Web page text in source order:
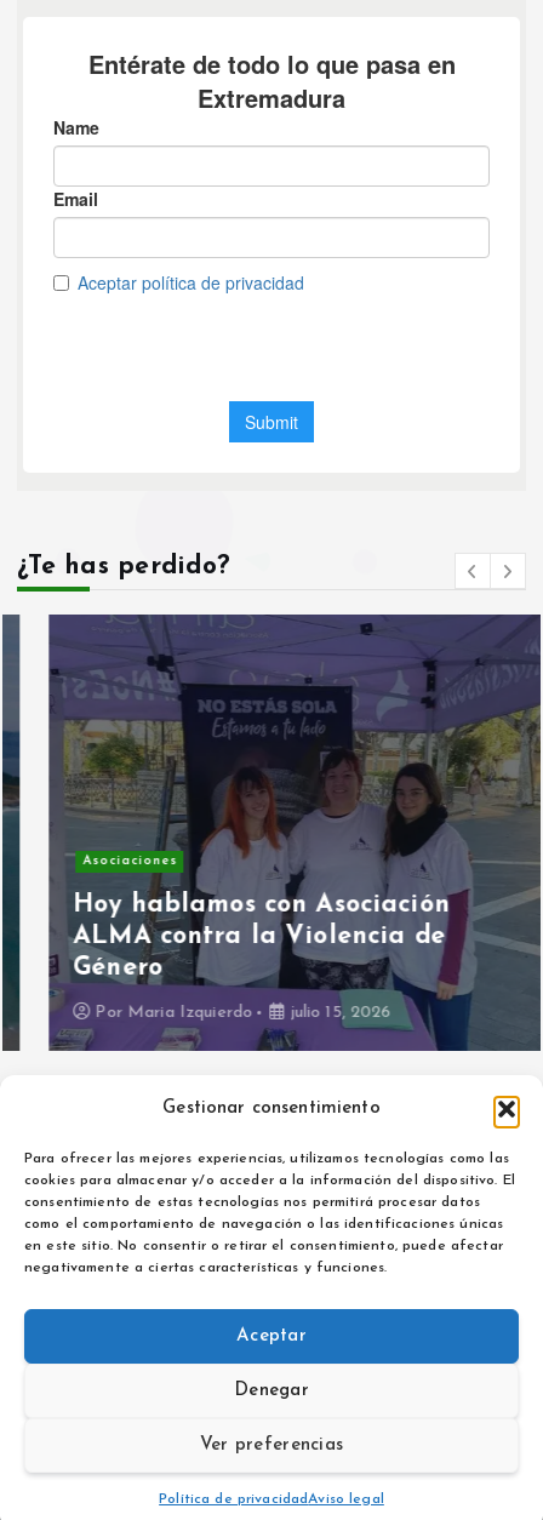
Gestionar consentimiento
Para ofrecer las mejores experiencias, utilizamos tecnologías como las
cookies para almacenar y/o acceder a la información del dispositivo. El
consentimiento de estas tecnologías nos permitirá procesar datos
como el comportamiento de navegación o las identificaciones únicas
en este sitio. No consentir o retirar el consentimiento, puede afectar
negativamente a ciertas características y funciones.
Aceptar
Denegar
Ver preferencias
Política de privacidadAviso legal
¿Te has perdido?
Asociaciones
Hoy hablamos con Asociación
ALMA contra la Violencia de
Género
Por Maria Izquierdo julio 15, 2026
Aviso legal
Política de privacidad
Copyright © 2026 La Noticia de Extremadura | Powered by